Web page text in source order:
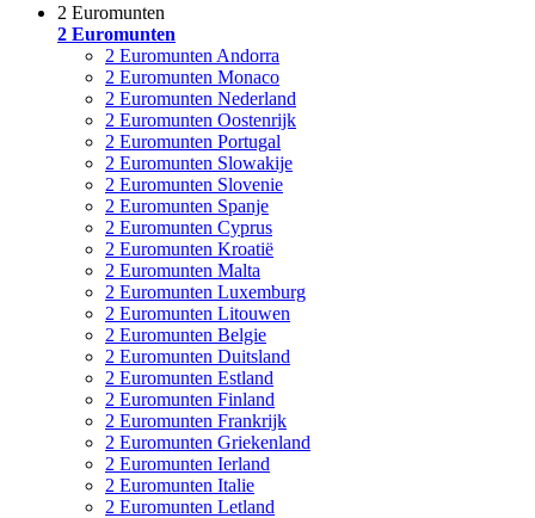
2 Euromunten
2 Euromunten
2 Euromunten Andorra
2 Euromunten Monaco
2 Euromunten Nederland
2 Euromunten Oostenrijk
2 Euromunten Portugal
2 Euromunten Slowakije
2 Euromunten Slovenie
2 Euromunten Spanje
2 Euromunten Cyprus
2 Euromunten Kroatië
2 Euromunten Malta
2 Euromunten Luxemburg
2 Euromunten Litouwen
2 Euromunten Belgie
2 Euromunten Duitsland
2 Euromunten Estland
2 Euromunten Finland
2 Euromunten Frankrijk
2 Euromunten Griekenland
2 Euromunten Ierland
2 Euromunten Italie
2 Euromunten Letland